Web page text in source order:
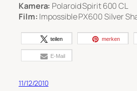
Kamera: Polaroid Spirit 600 CL
Film: Impossible PX600 Silver
teilen merken
E-Mail
11/12/2010